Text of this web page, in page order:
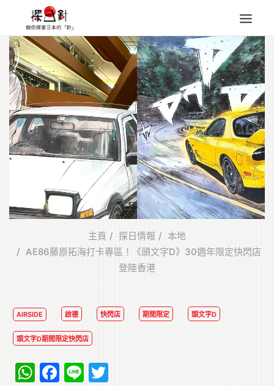
東北
四國
中部
人氣目的地
本地情報
旅遊商品
Search
for:
主頁
探日情報
本地
AE86藤原拓海打卡專區！《頭文字D》30週年限定快閃店
登陸香港
AIRSIDE 啟德 快閃店 期間限定 頭文字D
頭文字D期間限定快閃店
WhatsApp
Facebook
Line